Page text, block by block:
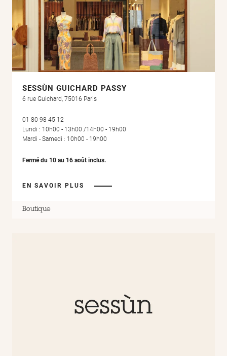
SESSÙN GUICHARD PASSY
6 rue Guichard, 75016 Paris
01 80 98 45 12
Lundi : 10h00 - 13h00 /14h00 - 19h00
Mardi - Samedi : 10h00 - 19h00
Fermé du 10 au 16 août inclus.
EN SAVOIR PLUS
Boutique